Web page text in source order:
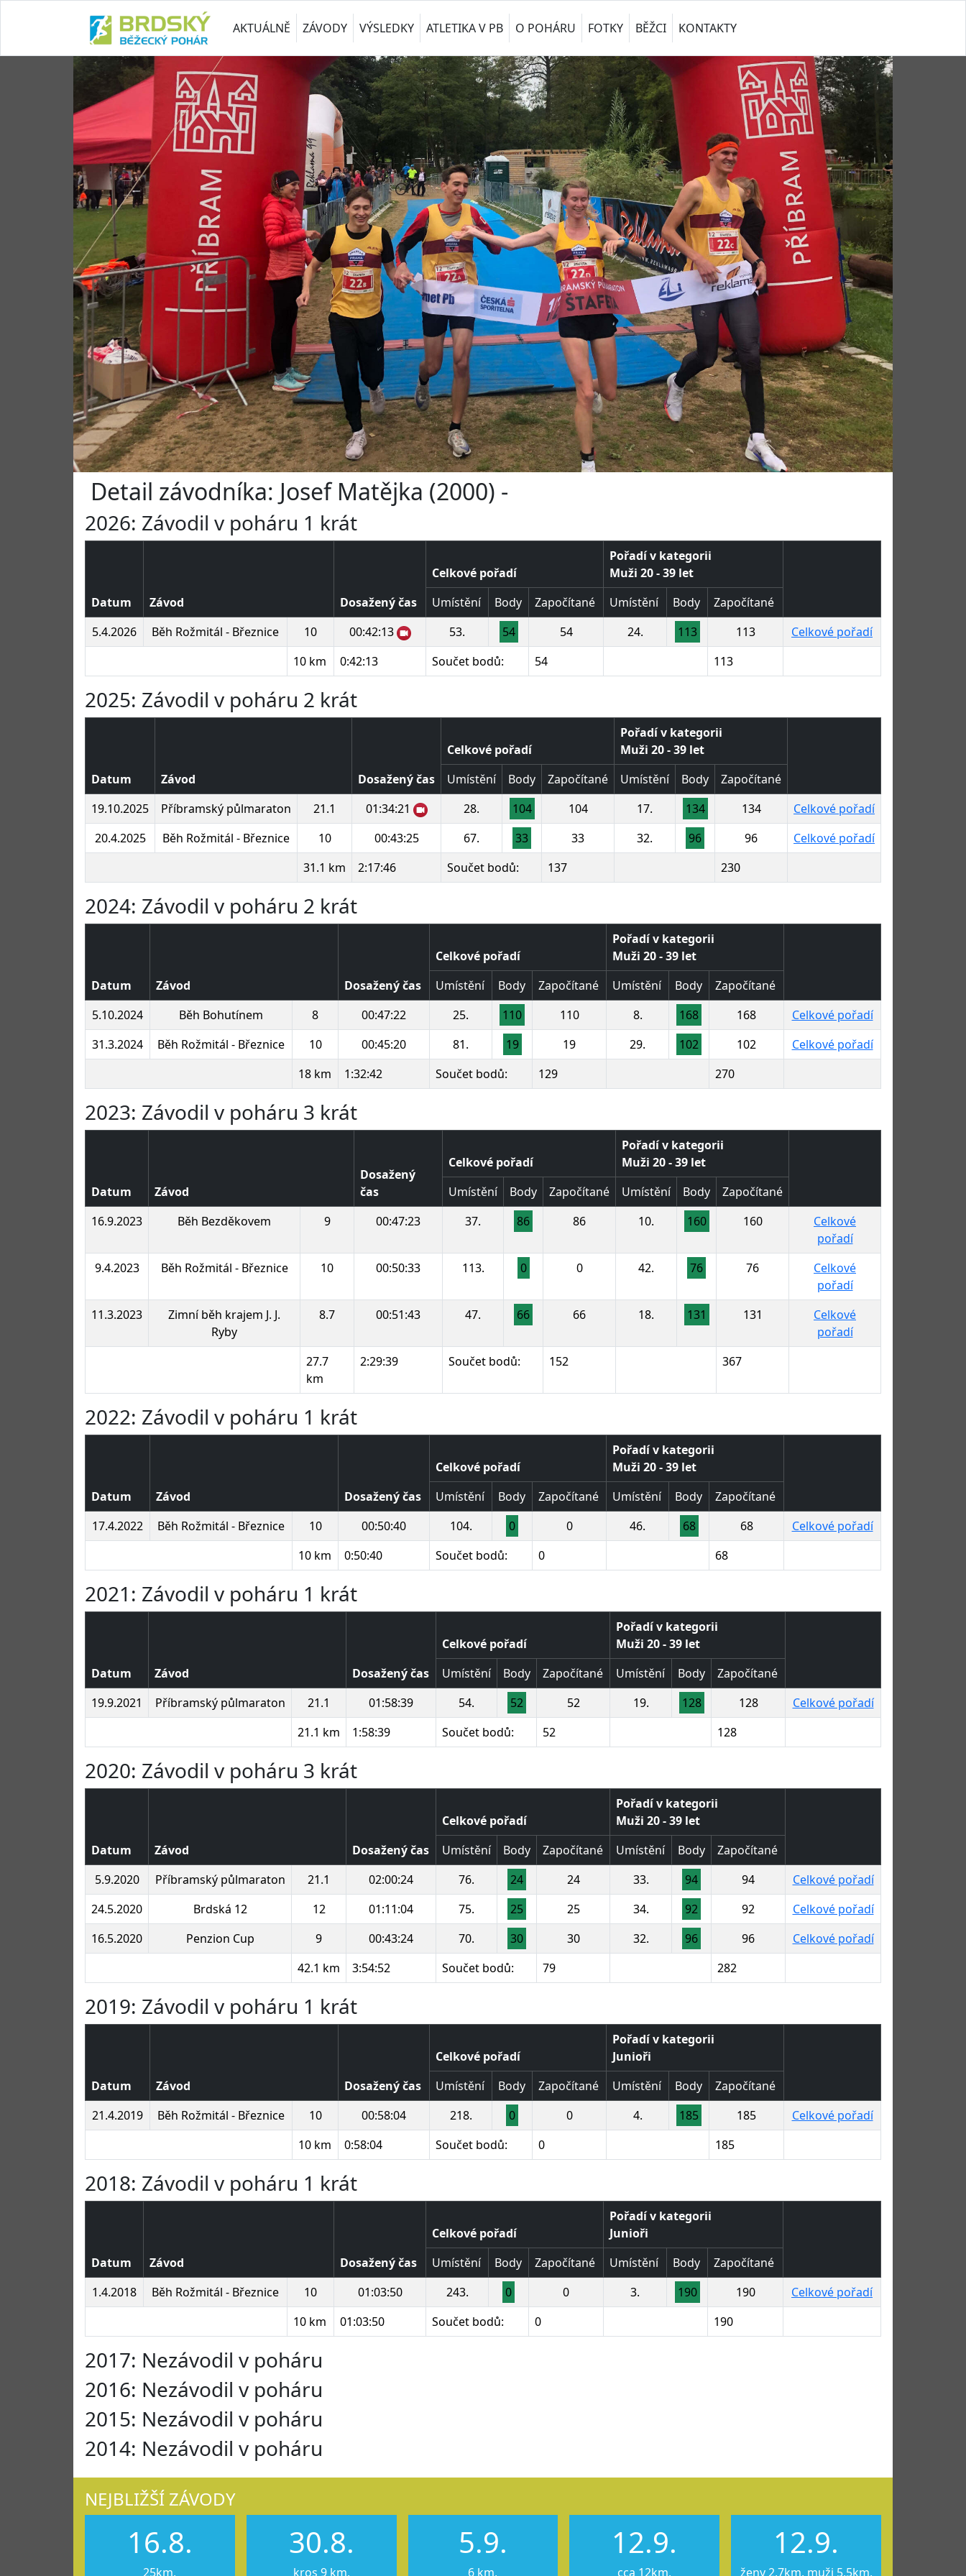
AKTUÁLNĚ ZÁVODY VÝSLEDKY ATLETIKA V PB O POHÁRU FOTKY BĚŽCI KONTAKTY
Detail závodníka: Josef Matějka (2000) -
2026: Závodil v poháru 1 krát
Datum Závod Dosažený čas
Celkové pořadí
Pořadí v kategorii
Muži 20 - 39 let
Umístění
Body Započítané Umístění Body
Započítané
5.4.2026
Běh Rožmitál - Březnice 10 00:42:13 53. 54 54 24. 113 113
Celkové pořadí
10 km
0:42:13 Součet bodů: 54 113
2025: Závodil v poháru 2 krát
Datum Závod Dosažený čas
Celkové pořadí
Pořadí v kategorii
Muži 20 - 39 let
Umístění
Body Započítané Umístění Body
Započítané
19.10.2025
Příbramský půlmaraton 21.1 01:34:21 28. 104 104 17. 134 134
Celkové pořadí
20.4.2025
Běh Rožmitál - Březnice 10 00:43:25 67. 33 33 32. 96 96
Celkové pořadí
31.1 km
2:17:46 Součet bodů: 137 230
2024: Závodil v poháru 2 krát
Datum Závod Dosažený čas
Celkové pořadí
Pořadí v kategorii
Muži 20 - 39 let
Umístění
Body Započítané Umístění Body
Započítané
5.10.2024
Běh Bohutínem 8 00:47:22 25. 110 110 8. 168 168
Celkové pořadí
31.3.2024
Běh Rožmitál - Březnice 10 00:45:20 81. 19 19 29. 102 102
Celkové pořadí
18 km
1:32:42 Součet bodů: 129 270
2023: Závodil v poháru 3 krát
Datum Závod
Dosažený
čas
Celkové pořadí
Pořadí v kategorii
Muži 20 - 39 let
Umístění
Body Započítané Umístění Body
Započítané
16.9.2023
Běh Bezděkovem 9 00:47:23 37. 86 86 10. 160 160
Celkové
pořadí
9.4.2023
Běh Rožmitál - Březnice 10 00:50:33 113. 0 0 42. 76 76
Celkové
pořadí
11.3.2023
Zimní běh krajem J. J.
Ryby
8.7 00:51:43 47. 66 66 18. 131 131
Celkové
pořadí
27.7
km
2:29:39 Součet bodů: 152 367
2022: Závodil v poháru 1 krát
Datum Závod Dosažený čas
Celkové pořadí
Pořadí v kategorii
Muži 20 - 39 let
Umístění
Body Započítané Umístění Body
Započítané
17.4.2022
Běh Rožmitál - Březnice 10 00:50:40 104. 0 0 46. 68 68
Celkové pořadí
10 km
0:50:40 Součet bodů: 0 68
2021: Závodil v poháru 1 krát
Datum Závod Dosažený čas
Celkové pořadí
Pořadí v kategorii
Muži 20 - 39 let
Umístění
Body Započítané Umístění Body
Započítané
19.9.2021
Příbramský půlmaraton 21.1 01:58:39 54. 52 52 19. 128 128
Celkové pořadí
21.1 km
1:58:39 Součet bodů: 52 128
2020: Závodil v poháru 3 krát
Datum Závod Dosažený čas
Celkové pořadí
Pořadí v kategorii
Muži 20 - 39 let
Umístění
Body Započítané Umístění Body
Započítané
5.9.2020
Příbramský půlmaraton 21.1 02:00:24 76. 24 24 33. 94 94
Celkové pořadí
24.5.2020
Brdská 12 12 01:11:04 75. 25 25 34. 92 92
Celkové pořadí
16.5.2020
Penzion Cup 9 00:43:24 70. 30 30 32. 96 96
Celkové pořadí
42.1 km
3:54:52 Součet bodů: 79 282
2019: Závodil v poháru 1 krát
Datum Závod Dosažený čas
Celkové pořadí
Pořadí v kategorii
Junioři
Umístění
Body Započítané Umístění Body
Započítané
21.4.2019
Běh Rožmitál - Březnice 10 00:58:04 218. 0 0 4. 185 185
Celkové pořadí
10 km
0:58:04 Součet bodů: 0 185
2018: Závodil v poháru 1 krát
Datum Závod Dosažený čas
Celkové pořadí
Pořadí v kategorii
Junioři
Umístění
Body Započítané Umístění Body
Započítané
1.4.2018
Běh Rožmitál - Březnice 10 01:03:50 243. 0 0 3. 190 190
Celkové pořadí
10 km
01:03:50 Součet bodů: 0 190
2017: Nezávodil v poháru
2016: Nezávodil v poháru
2015: Nezávodil v poháru
2014: Nezávodil v poháru
NEJBLIŽŠÍ ZÁVODY
16.8.
25km,
30.8.
kros 9 km,
5.9.
6 km,
12.9.
cca 12km,
12.9.
ženy 2,7km, muži 5,5km,